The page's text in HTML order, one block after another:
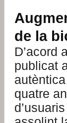
de la
D’acord
publicat
quatre